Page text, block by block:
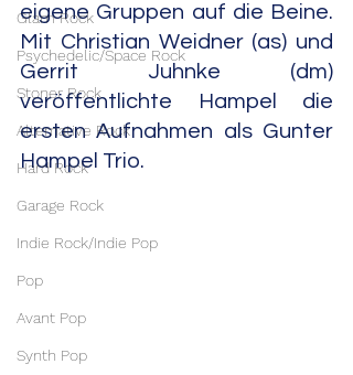
Glam Rock
Psychedelic/Space Rock
Stoner Rock
Alternative Rock
Hard Rock
Garage Rock
Indie Rock/Indie Pop
Pop
Avant Pop
Synth Pop
eigene Gruppen auf die Beine.
Mit Christian Weidner (as) und
Gerrit Juhnke (dm)
veröffentlichte Hampel die
ersten Aufnahmen als Gunter
Hampel Trio.